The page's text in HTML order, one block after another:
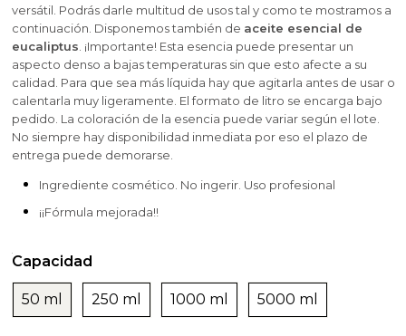
versátil. Podrás darle multitud de usos tal y como te mostramos a
continuación. Disponemos también de aceite esencial de
eucaliptus . ¡Importante! Esta esencia puede presentar un
aspecto denso a bajas temperaturas sin que esto afecte a su
calidad. Para que sea más líquida hay que agitarla antes de usar o
calentarla muy ligeramente. El formato de litro se encarga bajo
pedido. La coloración de la esencia puede variar según el lote.
No siempre hay disponibilidad inmediata por eso el plazo de
entrega puede demorarse.
Ingrediente cosmético. No ingerir. Uso profesional
¡¡Fórmula mejorada!!
Capacidad
50 ml 250 ml 1000 ml 5000 ml